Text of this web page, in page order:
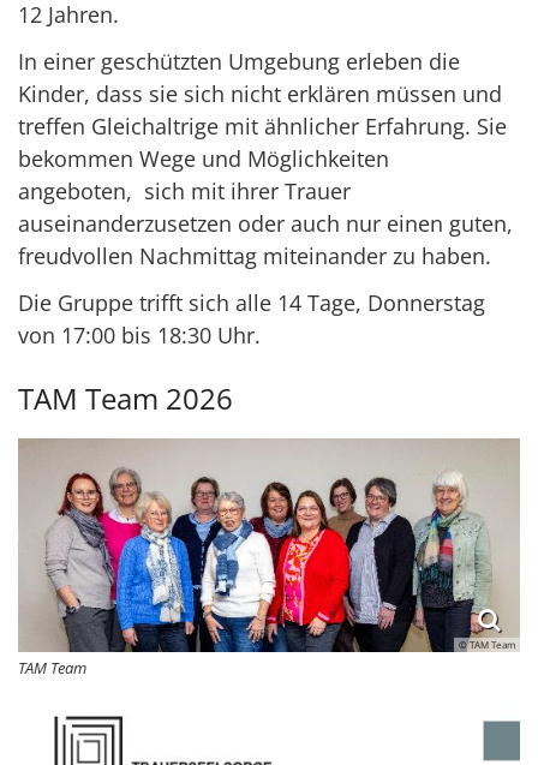
12 Jahren.
In einer geschützten Umgebung erleben die
Kinder, dass sie sich nicht erklären müssen und
treffen Gleichaltrige mit ähnlicher Erfahrung. Sie
bekommen Wege und Möglichkeiten
angeboten, sich mit ihrer Trauer
auseinanderzusetzen oder auch nur einen guten,
freudvollen Nachmittag miteinander zu haben.
Die Gruppe trifft sich alle 14 Tage, Donnerstag
von 17:00 bis 18:30 Uhr.
TAM Team 2026
© TAM Team
TAM Team